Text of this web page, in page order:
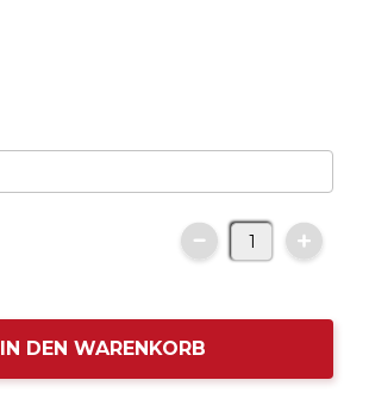
IN DEN WARENKORB